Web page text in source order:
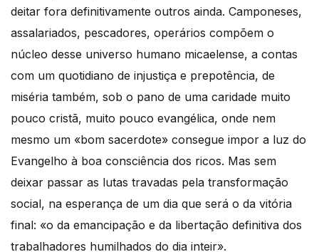
deitar fora definitivamente outros ainda. Camponeses,
assalariados, pescadores, operários compõem o
núcleo desse universo humano micaelense, a contas
com um quotidiano de injustiça e prepotência, de
miséria também, sob o pano de uma caridade muito
pouco cristã, muito pouco evangélica, onde nem
mesmo um «bom sacerdote» consegue impor a luz do
Evangelho à boa consciência dos ricos. Mas sem
deixar passar as lutas travadas pela transformação
social, na esperança de um dia que será o da vitória
final: «o da emancipação e da libertação definitiva dos
trabalhadores humilhados do dia inteir».